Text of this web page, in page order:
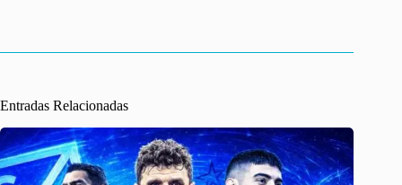
Entradas Relacionadas